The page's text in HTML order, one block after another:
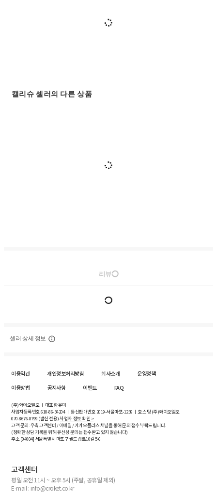
캘리슈 셀러의 다른 상품
리뷰
셀러 상세 정보
이용약관 개인정보처리방침 회사소개
운영정책
이용방법
공지사항 이벤트 FAQ
(주)와이오엘오 ㅣ 대표 황유미
사업자등록번호610-86-34204ㅣ 통신판매번호 2019-서울마포-1239 ㅣ 호스팅 (주)와이오엘오
070-8676-8799 (발신 전용)사업자 정보 확인 >
고객 문의: 우측 고객센터 / 이메일 / 카카오플러스 채널을 통해 문의 접수 부탁드립니다.
(정확한 상담 기록을 위해 유선상 문의는 접수받고 있지 않습니다)
주소 [04004] 서울특별시 마포구 월드컵로10길5-6
고객센터
평일 오전 11시 ~ 오후 5시 (주말, 공휴일 제외)
E-mail : info@croket.co.kr